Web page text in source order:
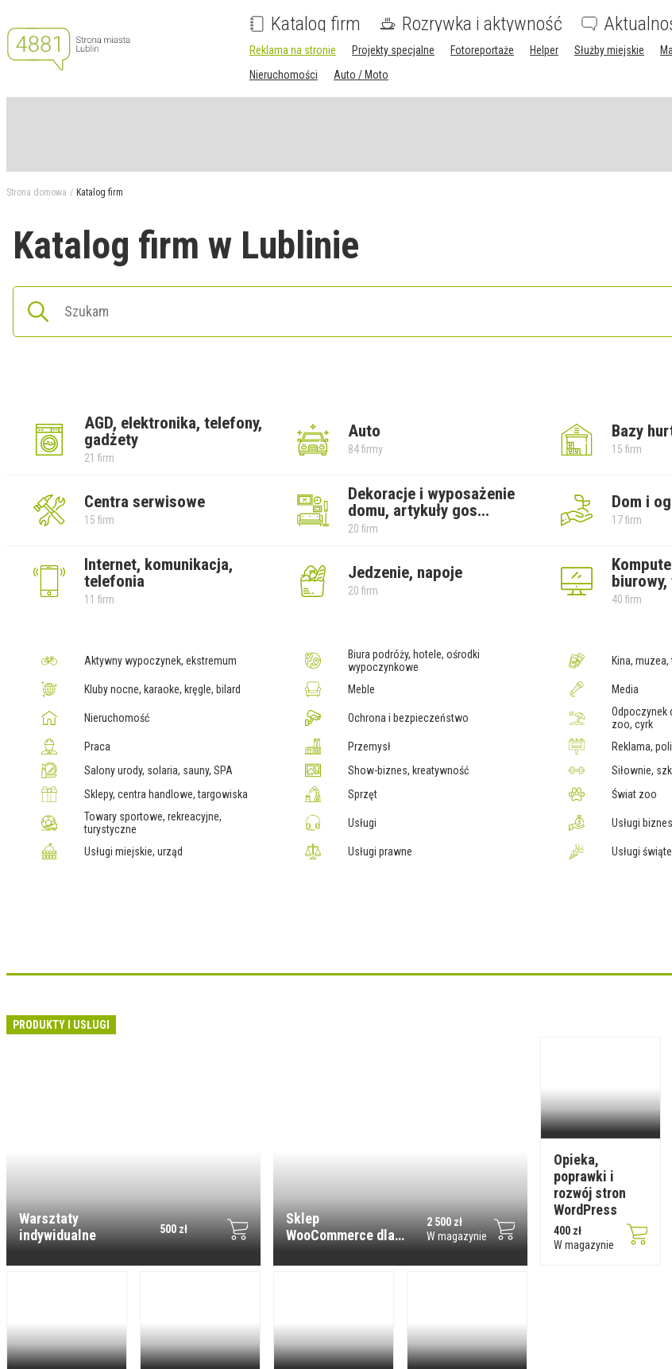
Katalog firm Rozrywka i aktywność
Reklama na stronie Projekty specjalne Fotoreportaże Helper Służby miejskie
Nieruchomości
Auto / Moto
Strona domowa Katalog firm
Katalog firm w Lublinie
AGD, elektronika, telefony,
gadżety
21 firm
Auto
84 firmy
Bazy
15 firm
Centra serwisowe
15 firm
Dekoracje i wyposażenie
domu, artykuły gos...
20 firm
Dom i
17 firm
Internet, komunikacja,
telefonia
11 firm
Jedzenie, napoje
20 firm
40 firm
Aktywny wypoczynek, ekstremum
Biura podróży, hotele, ośrodki
wypoczynkowe
Kina,
Kluby nocne, karaoke, kręgle, bilard Meble Media
Nieruchomość Ochrona i bezpieczeństwo
Odpoczynek
zoo, cyrk
Praca Przemysł Reklama,
Salony urody, solaria, sauny, SPA
Show-biznes, kreatywność Siłownie,
Sklepy, centra handlowe, targowiska
Sprzęt Świat zoo
Towary sportowe, rekreacyjne,
turystyczne
Usługi Usługi
Usługi miejskie, urząd Usługi prawne Usługi
PRODUKTY I USŁUGI
Warsztaty
indywidualne
500 zł
Sklep
WooCommerce dla
2 500 zł
W magazynie
Opieka,
poprawki i
rozwój stron
WordPress
400 zł
W magazynie